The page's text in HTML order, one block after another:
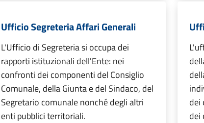
Ufficio Segreteria Affari Generali
L'Ufficio di Segreteria si occupa dei
rapporti istituzionali dell'Ente: nei
confronti dei componenti del Consiglio
Comunale, della Giunta e del Sindaco, del
Segretario comunale nonché degli altri
enti pubblici territoriali.
dei
dei